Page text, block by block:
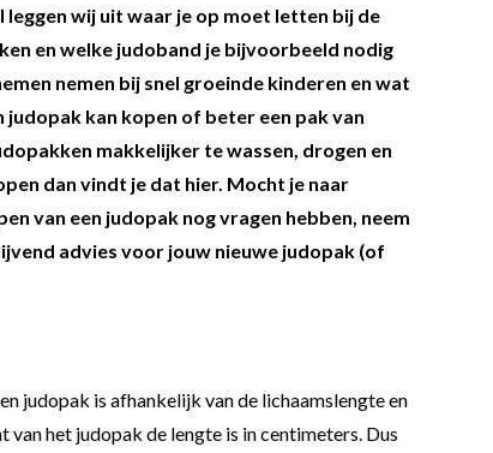
wij uit waar je op moet letten bij de
en welke judoband je bijvoorbeeld nodig
nemen bij snel groeinde kinderen en wat
kan kopen of beter een pak van
makkelijker te wassen, drogen en
dan vindt je dat hier. Mocht je naar
van een judopak nog vragen hebben, neem
advies voor jouw nieuwe judopak (of
judopak is afhankelijk van de lichaamslengte en
het judopak de lengte is in centimeters. Dus